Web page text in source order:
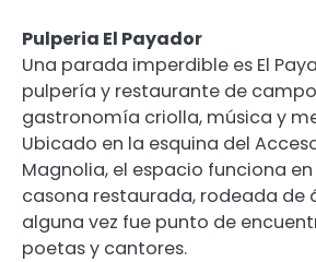
Pulperia El Payador
Una parada imperdible es El
pulpería y restaurante de
gastronomía criolla, música y
Ubicado en la esquina del
Magnolia, el espacio funciona
casona restaurada, rodeada de
alguna vez fue punto de
poetas y cantores.